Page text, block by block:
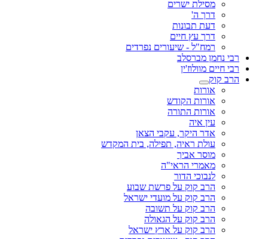
מסילת ישרים
דרך ה'
דעת תבונות
דרך עץ חיים
רמח"ל - שיעורים נפרדים
רבי נחמן מברסלב
רבי חיים מוולוז'ין
הרב קוק
אורות
אורות הקודש
אורות התורה
עין איה
אדר היקר, עקבי הצאן
עולת ראיה, תפילה, בית המקדש
מוסר אביך
מאמרי הראי"ה
לנבוכי הדור
הרב קוק על פרשת שבוע
הרב קוק על מועדי ישראל
הרב קוק על תשובה
הרב קוק על הגאולה
הרב קוק על ארץ ישראל